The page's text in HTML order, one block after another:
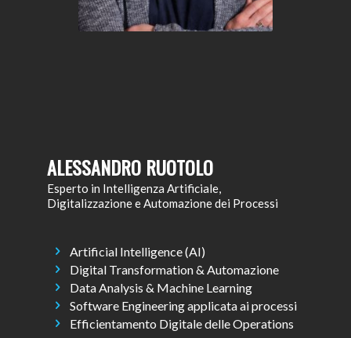
ALESSANDRO RUOTOLO
Esperto in Intelligenza Artificiale,
Digitalizzazione e Automazione dei Processi
Artificial Intelligence (AI)
Digital Transformation & Automazione
Data Analysis & Machine Learning
Software Engineering applicata ai processi
Efficientamento Digitale delle Operations